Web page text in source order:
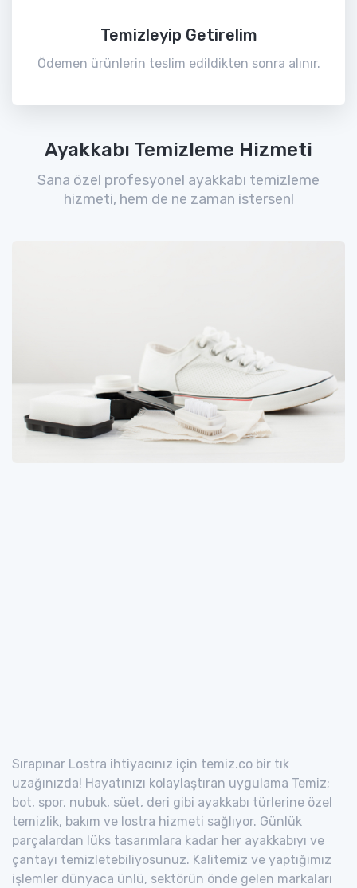
Temizleyip Getirelim
Ödemen ürünlerin teslim edildikten sonra alınır.
Ayakkabı Temizleme Hizmeti
Sana özel profesyonel ayakkabı temizleme
hizmeti, hem de ne zaman istersen!
Sırapınar Lostra ihtiyacınız için temiz.co bir tık
uzağınızda! Hayatınızı kolaylaştıran uygulama Temiz;
bot, spor, nubuk, süet, deri gibi ayakkabı türlerine özel
temizlik, bakım ve lostra hizmeti sağlıyor. Günlük
parçalardan lüks tasarımlara kadar her ayakkabıyı ve
çantayı temizletebiliyosunuz. Kalitemiz ve yaptığımız
işlemler dünyaca ünlü, sektörün önde gelen markaları